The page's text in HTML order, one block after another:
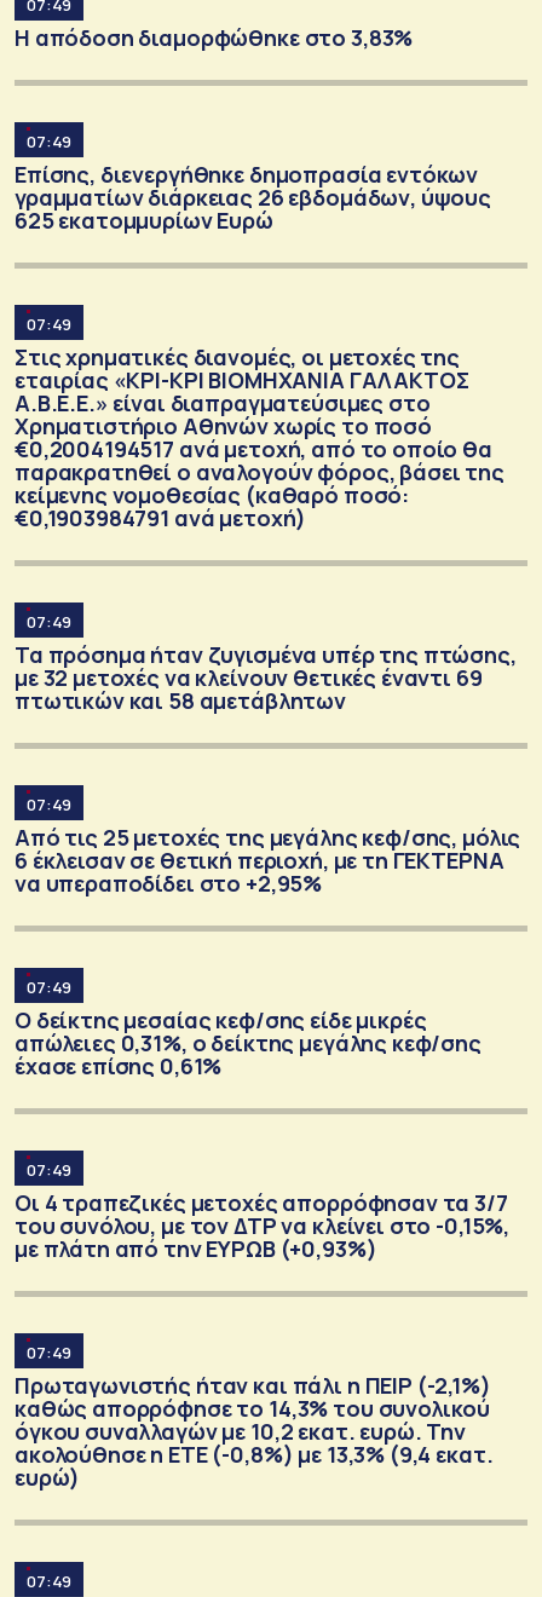
07:49
Η απόδοση διαμορφώθηκε στο 3,83%
07:49
Επίσης, διενεργήθηκε δημοπρασία εντόκων
γραμματίων διάρκειας 26 εβδομάδων, ύψους
625 εκατομμυρίων Ευρώ
07:49
Στις χρηματικές διανομές, oι μετοχές της
εταιρίας «ΚΡΙ-ΚΡΙ ΒΙΟΜΗΧΑΝΙΑ ΓΑΛΑΚΤΟΣ
Α.Β.Ε.Ε.» είναι διαπραγματεύσιμες στο
Χρηματιστήριο Αθηνών χωρίς το ποσό
€0,2004194517 ανά μετοχή, από το οποίο θα
παρακρατηθεί ο αναλογούν φόρος, βάσει της
κείμενης νομοθεσίας (καθαρό ποσό:
€0,1903984791 ανά μετοχή)
07:49
Τα πρόσημα ήταν ζυγισμένα υπέρ της πτώσης,
με 32 μετοχές να κλείνουν θετικές έναντι 69
πτωτικών και 58 αμετάβλητων
07:49
Από τις 25 μετοχές της μεγάλης κεφ/σης, μόλις
6 έκλεισαν σε θετική περιοχή, με τη ΓΕΚΤΕΡΝΑ
να υπεραποδίδει στο +2,95%
07:49
Ο δείκτης μεσαίας κεφ/σης είδε μικρές
απώλειες 0,31%, ο δείκτης μεγάλης κεφ/σης
έχασε επίσης 0,61%
07:49
Οι 4 τραπεζικές μετοχές απορρόφησαν τα 3/7
του συνόλου, με τον ΔΤΡ να κλείνει στο -0,15%,
με πλάτη από την ΕΥΡΩΒ (+0,93%)
07:49
Πρωταγωνιστής ήταν και πάλι η ΠΕΙΡ (-2,1%)
καθώς απορρόφησε το 14,3% του συνολικού
όγκου συναλλαγών με 10,2 εκατ. ευρώ. Την
ακολούθησε η ΕΤΕ (-0,8%) με 13,3% (9,4 εκατ.
ευρώ)
07:49